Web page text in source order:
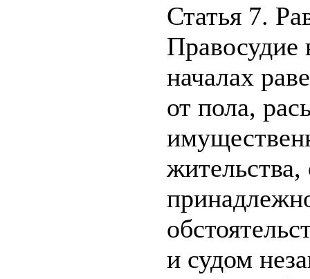
Статья 7.
Правосудие
началах
от пола,
и судом